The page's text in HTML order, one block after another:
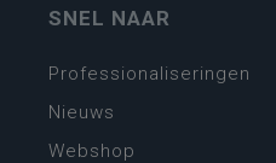
SNEL NAAR
Professionaliseringen
Nieuws
Webshop